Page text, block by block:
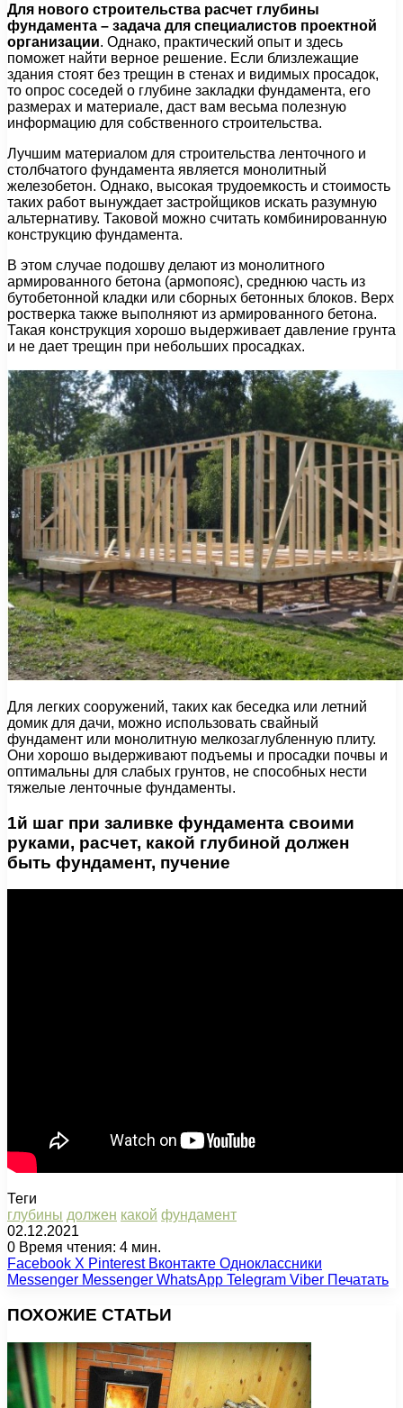
Для нового строительства расчет глубины
фундамента – задача для специалистов проектной
организации. Однако, практический опыт и здесь
поможет найти верное решение. Если близлежащие
здания стоят без трещин в стенах и видимых просадок,
то опрос соседей о глубине закладки фундамента, его
размерах и материале, даст вам весьма полезную
информацию для собственного строительства.
Лучшим материалом для строительства ленточного и
столбчатого фундамента является монолитный
железобетон. Однако, высокая трудоемкость и стоимость
таких работ вынуждает застройщиков искать разумную
альтернативу. Таковой можно считать комбинированную
конструкцию фундамента.
В этом случае подошву делают из монолитного
армированного бетона (армопояс), среднюю часть из
бутобетонной кладки или сборных бетонных блоков. Верх
ростверка также выполняют из армированного бетона.
Такая конструкция хорошо выдерживает давление грунта
и не дает трещин при небольших просадках.
Для легких сооружений, таких как беседка или летний
домик для дачи, можно использовать свайный
фундамент или монолитную мелкозаглубленную плиту.
Они хорошо выдерживают подъемы и просадки почвы и
оптимальны для слабых грунтов, не способных нести
тяжелые ленточные фундаменты.
1й шаг при заливке фундамента своими
руками, расчет, какой глубиной должен
быть фундамент, пучение
Теги
глубины должен какой фундамент
02.12.2021
0 Время чтения: 4 мин.
Facebook X Pinterest Вконтакте Одноклассники
Messenger Messenger WhatsApp Telegram Viber Печатать
ПОХОЖИЕ СТАТЬИ